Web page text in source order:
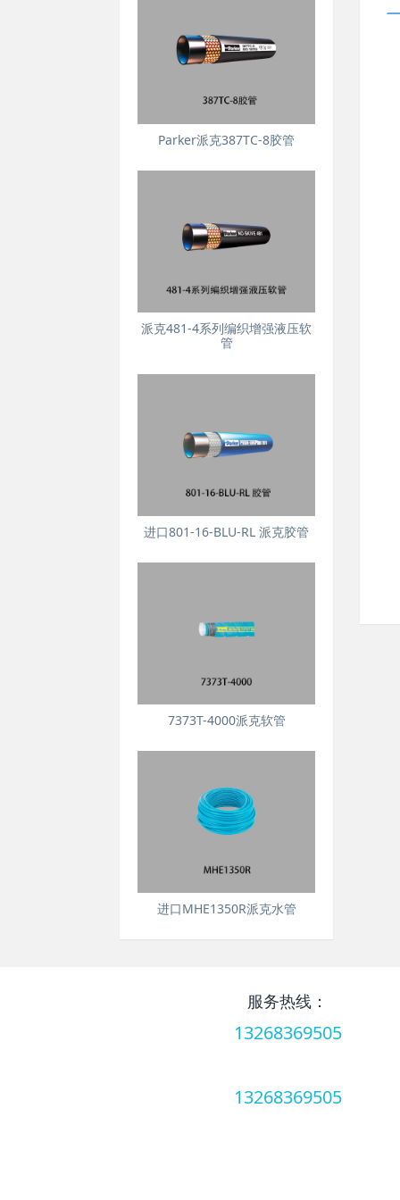
Parker派克387TC-8胶管
派克481-4系列编织增强液压软
管
进口801-16-BLU-RL 派克胶管
7373T-4000派克软管
进口MHE1350R派克水管
服务热线：
13268369505
13268369505